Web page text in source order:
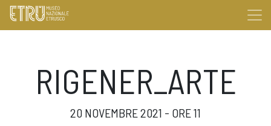
RIGENER_ARTE
20 NOVEMBRE 2021 - ORE 11